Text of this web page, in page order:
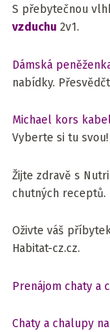
S přebytečnou
vzduchu 2v1.
Dámská
nabídky.
Michael kors
Vyberte si tu svou!
Žijte zdravě s
chutných receptů.
Oživte váš
Habitat-cz.cz.
Prenájom chaty a
Chaty a chalupy na